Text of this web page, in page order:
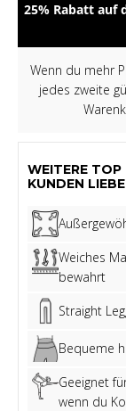
25% Rabatt auf
Wenn du mehr
jedes zweite
WEITERE TOP
KUNDEN
Weiches
bewahrt
Straight
Bequeme
Geeignet
wenn du